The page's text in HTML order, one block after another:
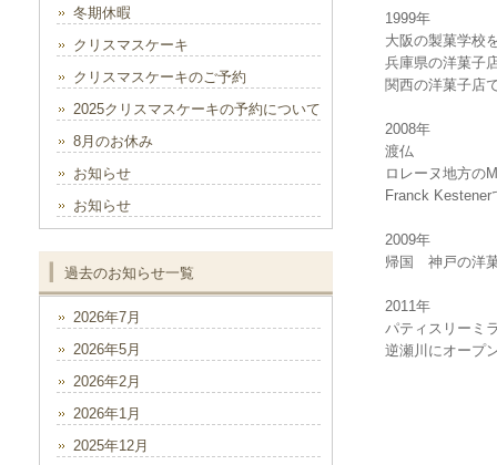
1999年
大阪の製菓学校
兵庫県の洋菓子
関西の洋菓子店
2008年
渡仏
ロレーヌ地方の
Franck Kestener
2009年
帰国 神戸の洋
2011年
パティスリーミ
逆瀬川にオープ
冬期休暇
クリスマスケーキ
クリスマスケーキのご予約
2025クリスマスケーキの予約について
8月のお休み
お知らせ
お知らせ
過去のお知らせ一覧
2026年7月
2026年5月
2026年2月
2026年1月
2025年12月